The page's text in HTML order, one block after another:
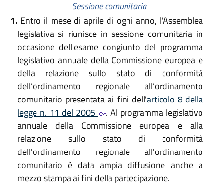
Sessione comunitaria
1. Entro il mese di aprile di ogni anno, l'Assemblea
legislativa si riunisce in sessione comunitaria in
occasione dell'esame congiunto del programma
legislativo annuale della Commissione europea e
della relazione sullo stato di conformità
dell'ordinamento regionale all'ordinamento
comunitario presentata ai fini dell'articolo 8 della
legge n. 11 del 2005
. Al programma legislativo
annuale della Commissione europea e alla
relazione sullo stato di conformità
dell'ordinamento regionale all'ordinamento
comunitario è data ampia diffusione anche a
mezzo stampa ai fini della partecipazione.